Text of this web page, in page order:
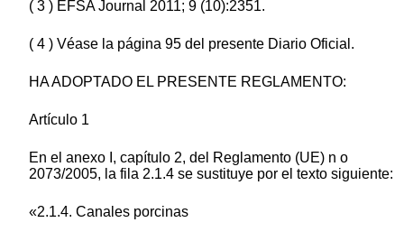
( 3 ) EFSA Journal 2011; 9 (10):2351.
( 4 ) Véase la página 95 del presente Diario Oficial.
HA ADOPTADO EL PRESENTE REGLAMENTO:
Artículo 1
En el anexo I, capítulo 2, del Reglamento (UE) n o
2073/2005, la fila 2.1.4 se sustituye por el texto siguiente:
«2.1.4. Canales porcinas